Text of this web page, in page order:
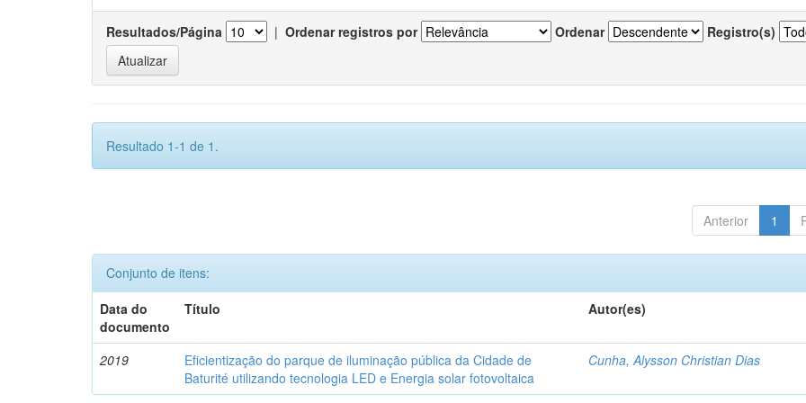
Resultados/Página | Ordenar registros por Ordenar Registro(s)
Resultado 1-1 de 1.
Anterior 1
Conjunto de itens:
Data do
documento
Título Autor(es)
2019
Eficientização do parque de iluminação pública da Cidade de
Baturité utilizando tecnologia LED e Energia solar fotovoltaica
Cunha, Alysson Christian Dias